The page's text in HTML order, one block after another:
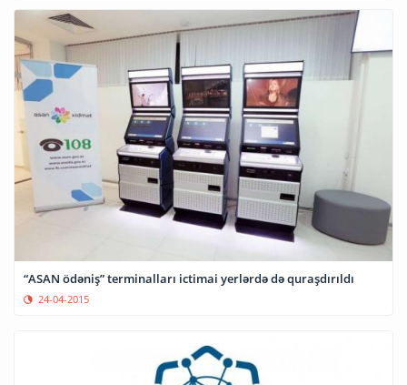
“ASAN ödəniş” terminalları ictimai yerlərdə də quraşdırıldı
24-04-2015